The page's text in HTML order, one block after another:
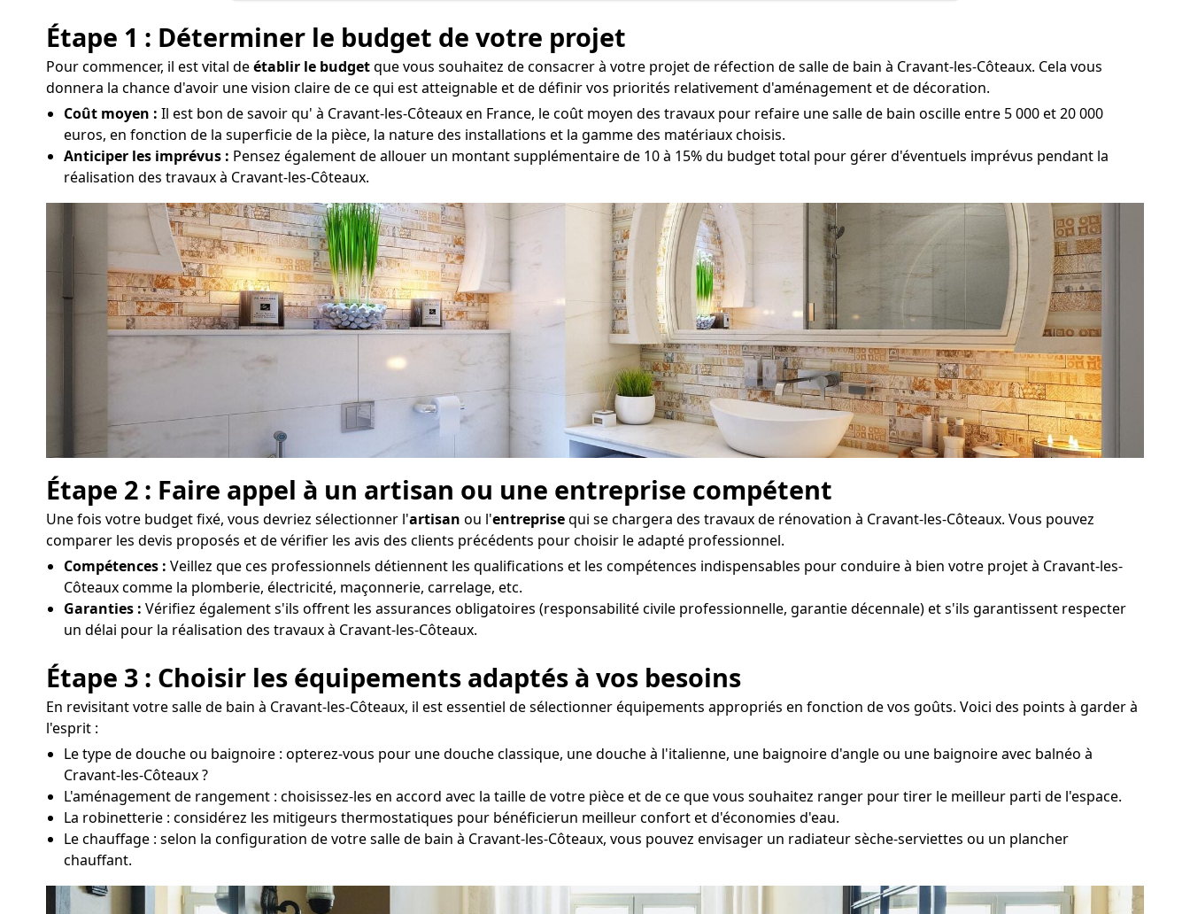
Étape 1 : Déterminer le budget de votre projet
Pour commencer, il est vital deétablir le budgetque vous souhaitez de consacrer à votre projet de réfection de salle de bain à Cravant-les-Côteaux. Cela vous
donnera la chance d'avoir une vision claire de ce qui est atteignable et de définir vos priorités relativement d'aménagement et de décoration.
Coût moyen : Il est bon de savoir qu' à Cravant-les-Côteaux en France, le coût moyen des travaux pour refaire une salle de bain oscille entre 5 000 et 20 000
euros, en fonction de la superficie de la pièce, la nature des installations et la gamme des matériaux choisis.
Anticiper les imprévus : Pensez également de allouer un montant supplémentaire de 10 à 15% du budget total pour gérer d'éventuels imprévus pendant la
réalisation des travaux à Cravant-les-Côteaux.
Étape 2 : Faire appel à un artisan ou une entreprise compétent
Une fois votre budget fixé, vous devriez sélectionner l'artisan ou l'entreprisequi se chargera des travaux de rénovation à Cravant-les-Côteaux. Vous pouvez
comparer les devis proposés et de vérifier les avis des clients précédents pour choisir le adapté professionnel.
Compétences : Veillez que ces professionnels détiennent les qualifications et les compétences indispensables pour conduire à bien votre projet à Cravant-les-
Côteaux comme la plomberie, électricité, maçonnerie, carrelage, etc.
Garanties : Vérifiez également s'ils offrent les assurances obligatoires (responsabilité civile professionnelle, garantie décennale) et s'ils garantissent respecter
un délai pour la réalisation des travaux à Cravant-les-Côteaux.
Étape 3 : Choisir les équipements adaptés à vos besoins
En revisitant votre salle de bain à Cravant-les-Côteaux, il est essentiel de sélectionner équipements appropriés en fonction de vos goûts. Voici des points à garder à
l'esprit :
Le type de douche ou baignoire : opterez-vous pour une douche classique, une douche à l'italienne, une baignoire d'angle ou une baignoire avec balnéo à
Cravant-les-Côteaux ?
L'aménagement de rangement : choisissez-les en accord avec la taille de votre pièce et de ce que vous souhaitez ranger pour tirer le meilleur parti de l'espace.
La robinetterie : considérez les mitigeurs thermostatiques pour bénéficierun meilleur confort et d'économies d'eau.
Le chauffage : selon la configuration de votre salle de bain à Cravant-les-Côteaux, vous pouvez envisager un radiateur sèche-serviettes ou un plancher
chauffant.